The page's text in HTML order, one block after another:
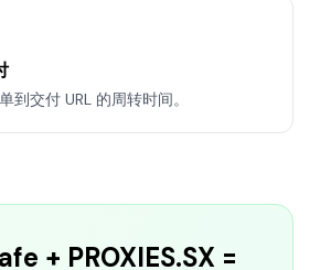
到交付 URL 的周转时间。
+ PROXIES.SX =